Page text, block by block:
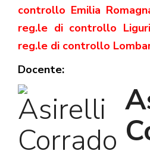
controllo Emilia
reg.le di controllo
reg.le di controllo
Docente: